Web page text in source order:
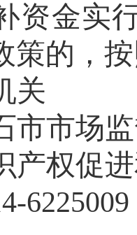
资金实
策的，
关
市市场
产权促
6225009